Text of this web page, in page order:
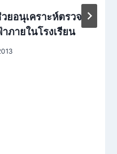
อนุเคราะห์ตรวจ
ภายในโรงเรียน